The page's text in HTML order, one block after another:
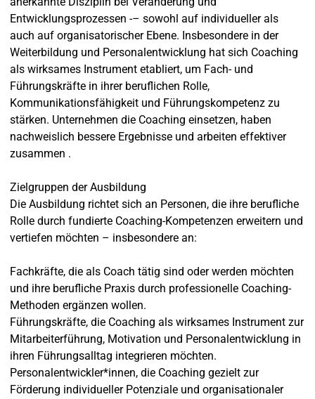
Entwicklungsprozessen -– sowohl auf individueller als
auch auf organisatorischer Ebene. Insbesondere in der
Weiterbildung und Personalentwicklung hat sich Coaching
als wirksames Instrument etabliert, um Fach- und
Führungskräfte in ihrer beruflichen Rolle,
Kommunikationsfähigkeit und Führungskompetenz zu
stärken. Unternehmen die Coaching einsetzen, haben
nachweislich bessere Ergebnisse und arbeiten effektiver
zusammen .
Zielgruppen der Ausbildung
Die Ausbildung richtet sich an Personen, die ihre berufliche
Rolle durch fundierte Coaching-Kompetenzen erweitern und
vertiefen möchten – insbesondere an:
Fachkräfte, die als Coach tätig sind oder werden möchten
und ihre berufliche Praxis durch professionelle Coaching-
Methoden ergänzen wollen.
Führungskräfte, die Coaching als wirksames Instrument zur
Mitarbeiterführung, Motivation und Personalentwicklung in
ihren Führungsalltag integrieren möchten.
Personalentwickler*innen, die Coaching gezielt zur
Förderung individueller Potenziale und organisationaler